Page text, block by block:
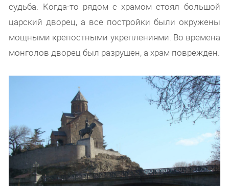
судьба. Когда-то рядом с храмом стоял большой
царский дворец, а все постройки были окружены
мощными крепостными укреплениями. Во времена
монголов дворец был разрушен, а храм поврежден.